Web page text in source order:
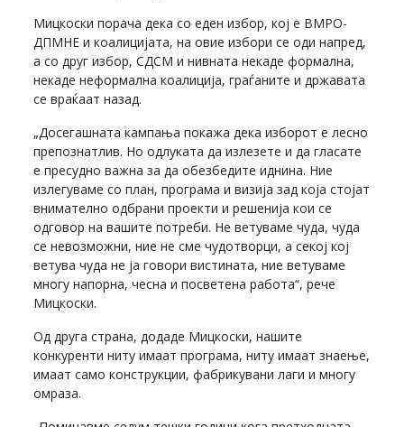
Мицкоски порача дека со еден избор, кој е ВМРО-
ДПМНЕ и коалицијата, на овие избори се оди напред,
а со друг избор, СДСМ и нивната некаде формална,
некаде неформална коалиција, граѓаните и државата
се враќаат назад.
„Досегашната кампања покажа дека изборот е лесно
препознатлив. Но одлуката да излезете и да гласате
е пресудно важна за да обезбедите иднина. Ние
излегуваме со план, програма и визија зад која стојат
внимателно одбрани проекти и решенија кои се
одговор на вашите потреби. Не ветуваме чуда, чуда
се невозможни, ние не сме чудотворци, а секој кој
ветува чуда не ја говори вистината, ние ветуваме
многу напорна, чесна и посветена работа“, рече
Мицкоски.
Од друга страна, додаде Мицкоски, нашите
конкуренти ниту имаат програма, ниту имаат знаење,
имаат само конструкции, фабрикувани лаги и многу
омраза.